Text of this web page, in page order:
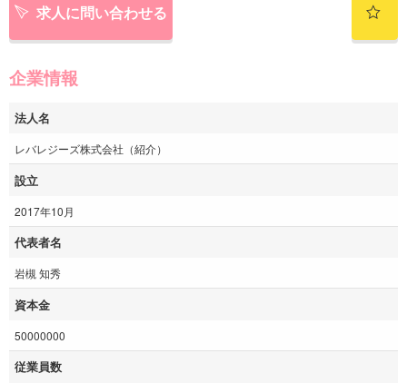
求人に問い合わせる
企業情報
法人名
レバレジーズ株式会社（紹介）
設立
2017年10月
代表者名
岩槻 知秀
資本金
50000000
従業員数